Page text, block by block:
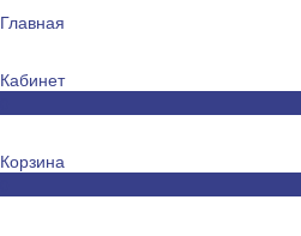
Главная
Кабинет
Корзина